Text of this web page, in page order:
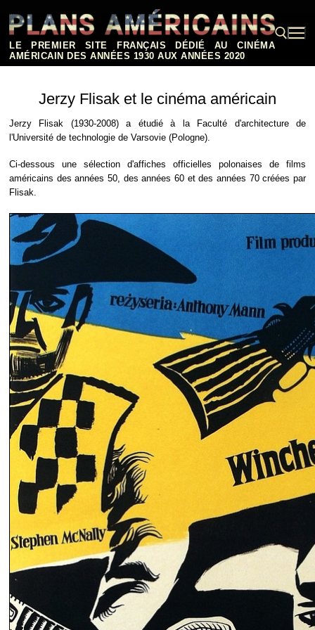
contenu
LE PREMIER SITE FRANÇAIS DÉDIÉ AU CINÉMA
AMÉRICAIN DES ANNÉES 1930 AUX ANNÉES 2020
Jerzy Flisak et le cinéma américain
Jerzy Flisak (1930-2008) a étudié à la Faculté d'architecture de
l'Université de technologie de Varsovie (Pologne).
Ci-dessous une sélection d'affiches officielles polonaises de films
américains des années 50, des années 60 et des années 70 créées par
Flisak.